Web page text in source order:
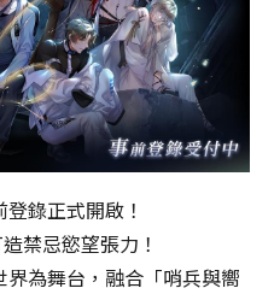
錄正式開啟！
禁忌慾望張力！
界為舞台，融合「哨兵與嚮